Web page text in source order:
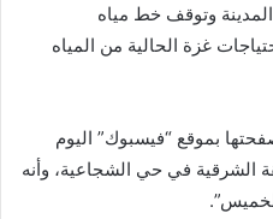
وتوقف خط مياه
يغذي 70% من احتياجات غزة الحالية من المياه
بموقع “فيسبوك” اليوم
الشرقية في حي الشجاعية، وأنه